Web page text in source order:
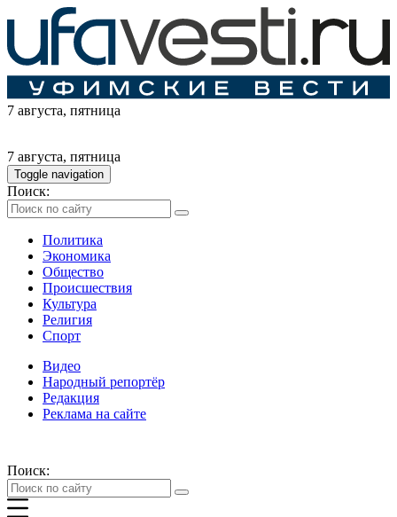
7 августа, пятница
7 августа, пятница
Toggle navigation
Поиск:
Политика
Экономика
Общество
Происшествия
Культура
Религия
Спорт
Видео
Народный репортёр
Редакция
Реклама на сайте
Поиск: